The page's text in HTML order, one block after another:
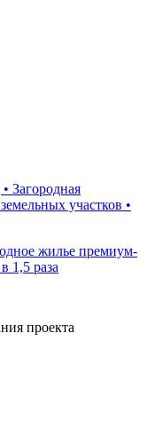
Загородная
участков •
жилье премиум-
1,5 раза